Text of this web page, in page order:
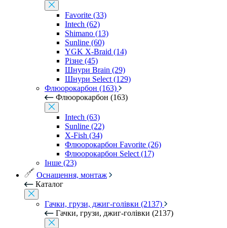
Favorite (33)
Intech (62)
Shimano (13)
Sunline (60)
YGK X-Braid (14)
Різне (45)
Шнури Brain (29)
Шнури Select (129)
Флюорокарбон (163)
Флюорокарбон (163)
Intech (63)
Sunline (22)
X-Fish (34)
Флюорокарбон Favorite (26)
Флюорокарбон Select (17)
Інше (23)
Оснащення, монтаж
Каталог
Гачки, грузи, джиг-голівки (2137)
Гачки, грузи, джиг-голівки (2137)